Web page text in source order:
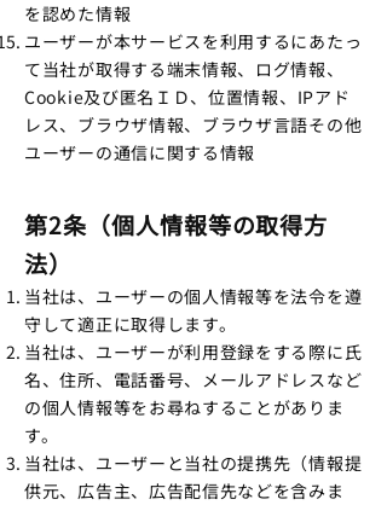
を認めた情報
ユーザーが本サービスを利用するにあたっ
て当社が取得する端末情報、ログ情報、
Cookie及び匿名ＩＤ、位置情報、IPアド
レス、ブラウザ情報、ブラウザ言語その他
ユーザーの通信に関する情報
第2条（個人情報等の取得方
法）
当社は、ユーザーの個人情報等を法令を遵
守して適正に取得します。
当社は、ユーザーが利用登録をする際に氏
名、住所、電話番号、メールアドレスなど
の個人情報等をお尋ねすることがありま
す。
当社は、ユーザーと当社の提携先（情報提
供元、広告主、広告配信先などを含みま